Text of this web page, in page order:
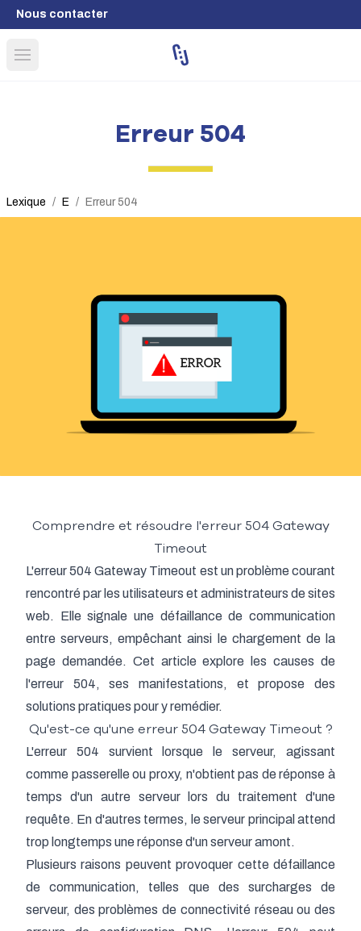
Nous contacter
Open main menu
Erreur 504
Lexique / E / Erreur 504
Comprendre et résoudre l'erreur 504 Gateway
Timeout
L'erreur 504 Gateway Timeout est un problème courant
rencontré par les utilisateurs et administrateurs de sites
web. Elle signale une défaillance de communication
entre serveurs, empêchant ainsi le chargement de la
page demandée. Cet article explore les causes de
l'erreur 504, ses manifestations, et propose des
solutions pratiques pour y remédier.
Qu'est-ce qu'une erreur 504 Gateway Timeout ?
L'erreur 504 survient lorsque le serveur, agissant
comme passerelle ou proxy, n'obtient pas de réponse à
temps d'un autre serveur lors du traitement d'une
requête. En d'autres termes, le serveur principal attend
trop longtemps une réponse d'un serveur amont.
Plusieurs raisons peuvent provoquer cette défaillance
de communication, telles que des surcharges de
serveur, des problèmes de connectivité réseau ou des